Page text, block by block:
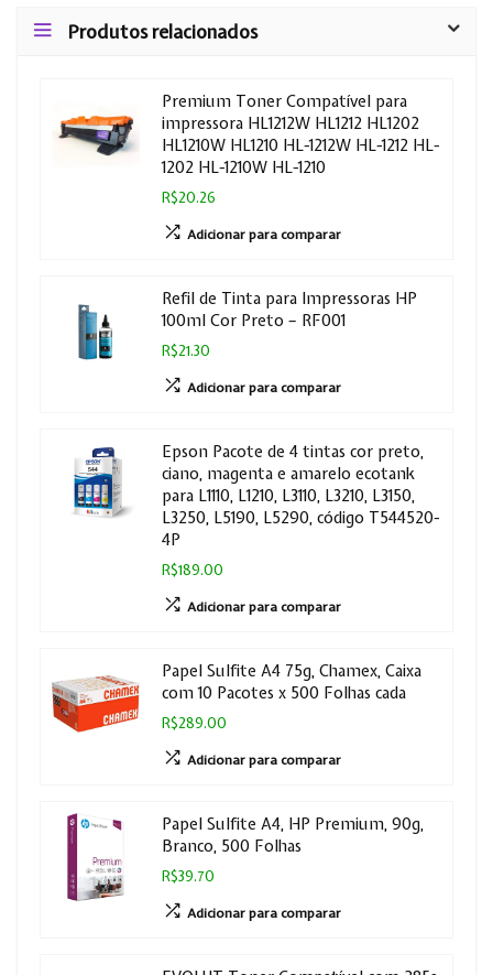
Produtos relacionados
Premium Toner Compatível para
impressora HL1212W HL1212 HL1202
HL1210W HL1210 HL-1212W HL-1212 HL-
1202 HL-1210W HL-1210
R$20.26
Adicionar para comparar
Refil de Tinta para Impressoras HP
100ml Cor Preto – RF001
R$21.30
Adicionar para comparar
Epson Pacote de 4 tintas cor preto,
ciano, magenta e amarelo ecotank
para L1110, L1210, L3110, L3210, L3150,
L3250, L5190, L5290, código T544520-
4P
R$189.00
Adicionar para comparar
Papel Sulfite A4 75g, Chamex, Caixa
com 10 Pacotes x 500 Folhas cada
R$289.00
Adicionar para comparar
Papel Sulfite A4, HP Premium, 90g,
Branco, 500 Folhas
R$39.70
Adicionar para comparar